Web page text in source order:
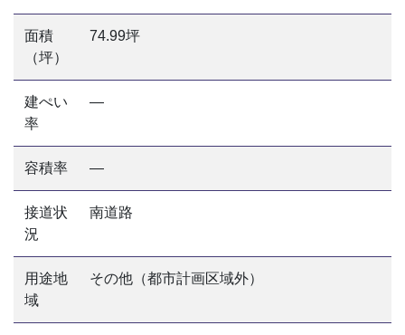
面積
（坪）
74.99坪
建ぺい
率
―
容積率 ―
接道状
況
南道路
用途地
域
その他（都市計画区域外）